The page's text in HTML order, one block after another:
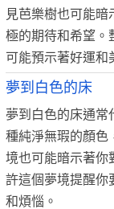
見芭樂樹也可能
極的期待和希望。
可能預示著好運和
夢到白色的床
夢到白色的床通常
種純淨無瑕的顏色
境也可能暗示著你
許這個夢境提醒你
和煩惱。